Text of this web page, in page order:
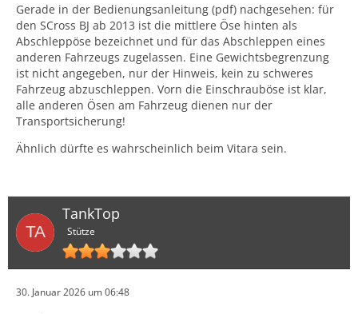
Gerade in der Bedienungsanleitung (pdf) nachgesehen: für
den SCross BJ ab 2013 ist die mittlere Öse hinten als
Abschleppöse bezeichnet und für das Abschleppen eines
anderen Fahrzeugs zugelassen. Eine Gewichtsbegrenzung
ist nicht angegeben, nur der Hinweis, kein zu schweres
Fahrzeug abzuschleppen. Vorn die Einschrauböse ist klar,
alle anderen Ösen am Fahrzeug dienen nur der
Transportsicherung!
Ähnlich dürfte es wahrscheinlich beim Vitara sein.
TankTop
Stütze
30. Januar 2026 um 06:48